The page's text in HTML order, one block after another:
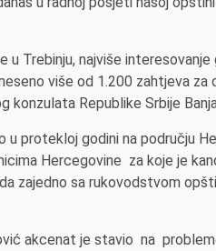
Trebinju, najviše interesovanje
više od 1.200 zahtjeva za
konzulata Republike Srbije
u protekloj godini na području
Hercegovine za koje je
zajedno sa rukovodstvom
akcenat je stavio na